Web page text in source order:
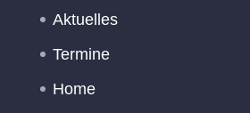
Aktuelles
Termine
Home